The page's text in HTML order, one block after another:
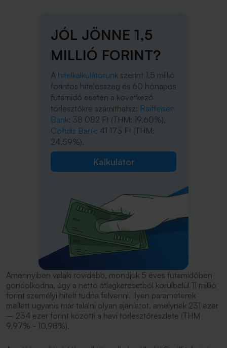
JÓL JÖNNE 1,5
MILLIÓ FORINT?
A hitelkalkulátorunk szerint 1,5 millió
forintos hitelösszeg és 60 hónapos
futamidő esetén a következő
törlesztőkre számíthatsz: Raiffeisen
Bank: 38 082 Ft (THM: 19,60%),
Cofidis Bank: 41 173 Ft (THM:
24,59%).
Kalkulátor
Amennyiben valaki rövidebb, mondjuk 5 éves futamidőben
gondolkodna, úgy a nettó átlagkeresetből körülbelül 11 millió
forint személyi hitelt tudna felvenni. Ilyen paraméterek
mellett ugyanis már találni olyan ajánlatot, amelynek 231 ezer
– 234 ezer forint közötti a havi törlesztőrészlete (THM
9,97% - 10,98%).